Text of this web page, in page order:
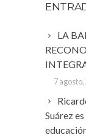
LA
7 agosto,
Suárez